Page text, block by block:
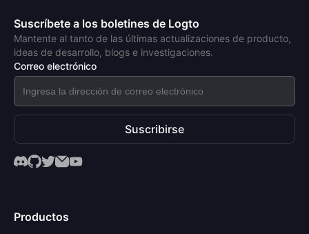
Suscríbete a los boletines de Logto
Mantente al tanto de las últimas actualizaciones de producto,
ideas de desarrollo, blogs e investigaciones.
Correo electrónico
Suscribirse
Productos